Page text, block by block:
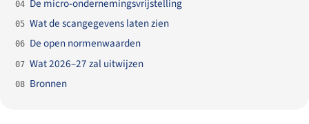
04 De micro-ondernemingsvrijstelling
05 Wat de scangegevens laten zien
06 De open normenwaarden
07 Wat 2026–27 zal uitwijzen
08 Bronnen